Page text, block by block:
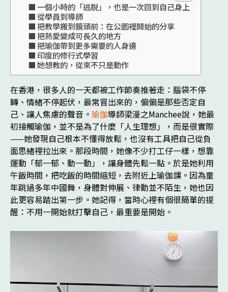
一個小時的「逃脫」，也是一次回到自己身上
從學員到導師
把教學搬到鏡頭前：在公園裡開始的分享
把熱愛變成可長久的地方
把瑜伽帶到更多需要的人身邊
印度的修行式學習
她想教的，從來不只是動作
在香港，很多人的一天都被工作節奏推著走：腦袋不停
轉、情緒不停起伏，最常冒出來的，偏偏是那些否定自
己、讓人焦慮的聲音。 瑜伽導師梁漫之Manchee說，她最
初接觸瑜伽，並不是為了什麼「人生理想」，而是很實際
——她發現自己根本不懂得放鬆，也沒有工具把自己從負
面思緒裡拉出來。那段時間，她像不少打工仔一樣，想靠
運動「郁一郁、動一動」，讓身體先鬆一點。於是她利用
午飯時間，把吃飯的時間縮短，去附近上瑜伽課。因為童
年跳過多年中國舞，身體對伸展、律動並不陌生，她也因
此更容易踏出第一步。她記得，當時心裡有個很簡單的提
醒：不用一開始就打擊自己，最重要是開始。